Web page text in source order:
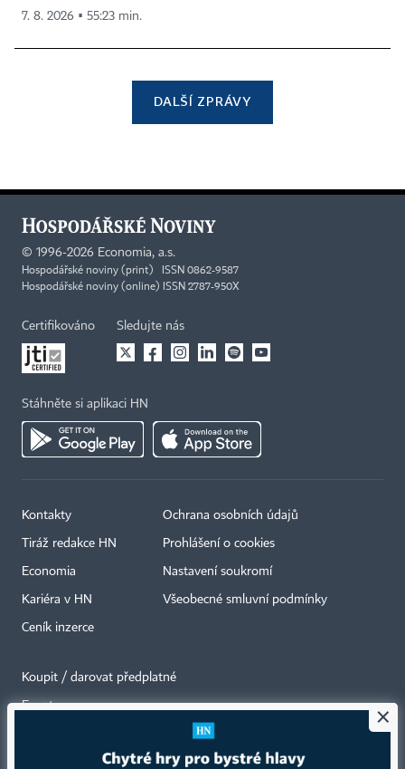
7. 8. 2026 ▪ 55:23 min.
DALŠÍ ZPRÁVY
© 1996-2026 Economia, a.s.
Hospodářské noviny (print) ISSN 0862-9587
Hospodářské noviny (online) ISSN 2787-950X
Certifikováno Sledujte nás
Stáhněte si aplikaci HN
Kontakty
Tiráž redakce HN
Economia
Kariéra v HN
Ceník inzerce
Ochrana osobních údajů
Prohlášení o cookies
Nastavení soukromí
Všeobecné smluvní podmínky
Koupit / darovat předplatné
Eventy ×